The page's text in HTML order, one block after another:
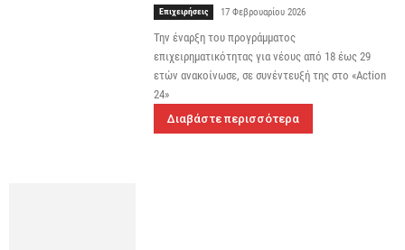
Επιχειρήσεις 17 Φεβρουαρίου 2026
Την έναρξη του προγράμματος
επιχειρηματικότητας για νέους από 18 έως 29
ετών ανακοίνωσε, σε συνέντευξή της στο «Αction
24»
Διαβάστε περισσότερα